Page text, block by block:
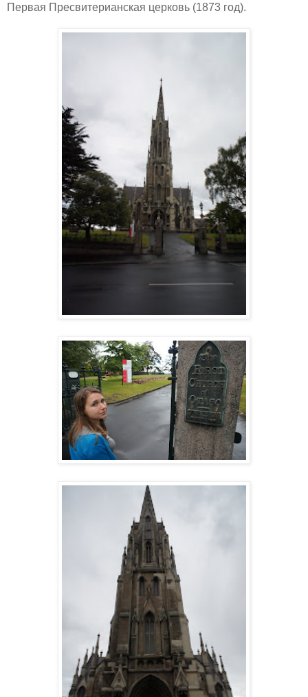
Первая Пресвитерианская церковь (1873 год).